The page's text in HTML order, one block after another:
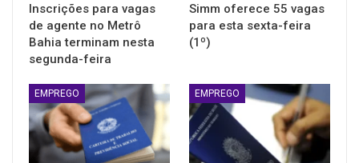
Inscrições para vagas
de agente no Metrô
Bahia terminam nesta
segunda-feira
Simm oferece 55 vagas
para esta sexta-feira
(1º)
EMPREGO EMPREGO